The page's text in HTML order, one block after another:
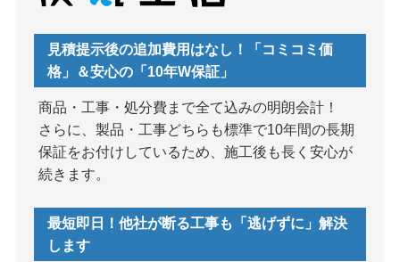
見積提示後の追加費用はなし！「コミコミ価
格」＆安心の「10年W保証」
商品・工事・処分費まで全て込みの明朗会計！
さらに、製品・工事どちらも標準で10年間の長期
保証をお付けしているため、施工後も長く安心が
続きます。
最短即日！他社が断る工事も「逃げずに」解決
します